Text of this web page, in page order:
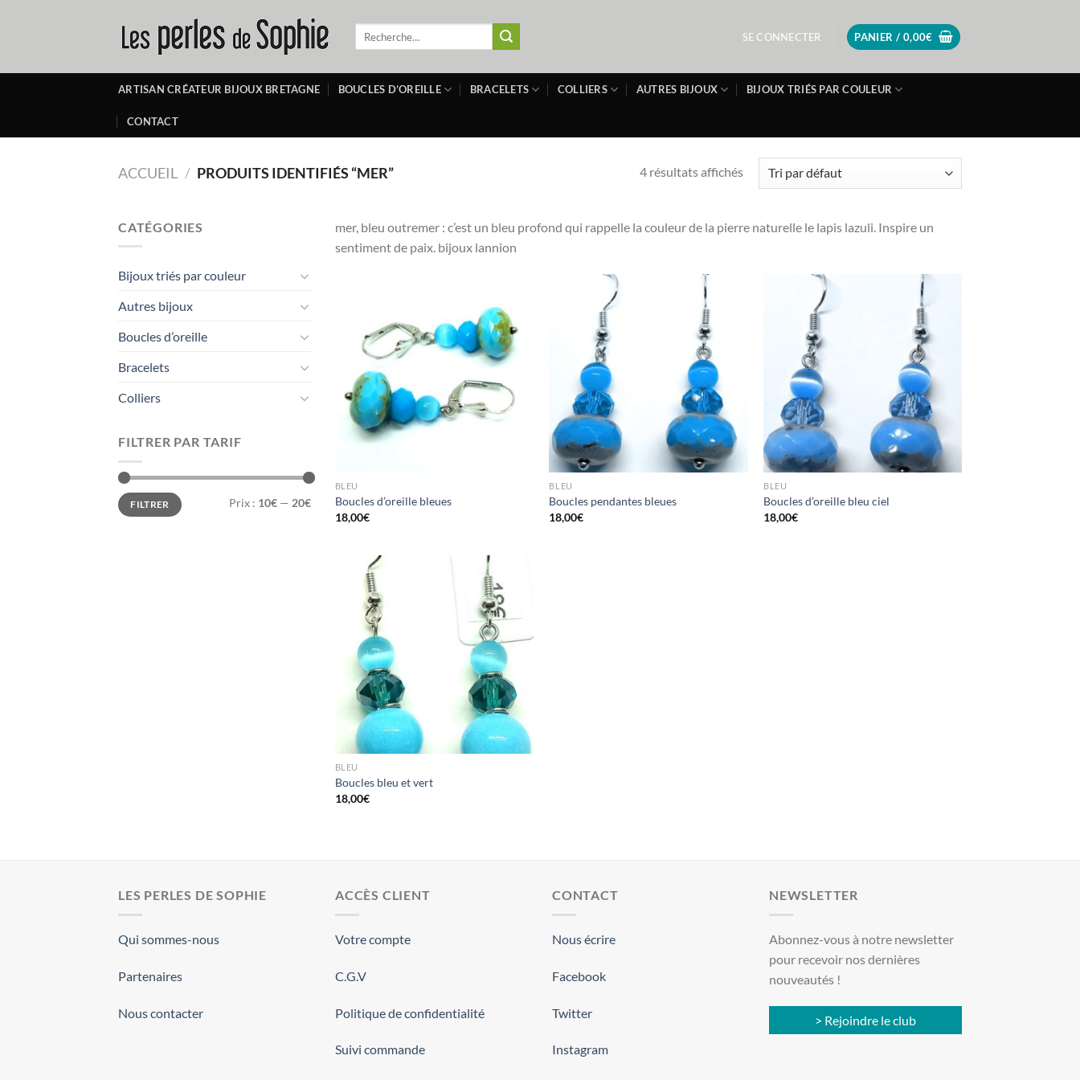
SE CONNECTER PANIER / 0,00€
ARTISAN CRÉATEUR BIJOUX BRETAGNE BOUCLES D’OREILLE BRACELETS COLLIERS AUTRES BIJOUX BIJOUX TRIÉS PAR COULEUR
CONTACT
ACCUEIL / PRODUITS IDENTIFIÉS “MER” 4 résultats affichés
CATÉGORIES
Bijoux triés par couleur
Autres bijoux
Boucles d’oreille
Bracelets
Colliers
FILTRER PAR TARIF
Prix
min
Prix
maxFILTRER Prix : 10€ — 20€
mer, bleu outremer : c’est un bleu profond qui rappelle la couleur de la pierre naturelle le lapis lazuli. Inspire un
sentiment de paix. bijoux lannion
BLEU
Boucles d’oreille bleues
18,00€
BLEU
Boucles pendantes bleues
18,00€
BLEU
Boucles d’oreille bleu ciel
18,00€
BLEU
Boucles bleu et vert
18,00€
LES PERLES DE SOPHIE
Qui sommes-nous
Partenaires
Nous contacter
ACCÈS CLIENT
Votre compte
C.G.V
Politique de confidentialité
Suivi commande
CONTACT
Nous écrire
Facebook
Twitter
Instagram
NEWSLETTER
Abonnez-vous à notre newsletter
pour recevoir nos dernières
nouveautés !
> Rejoindre le club